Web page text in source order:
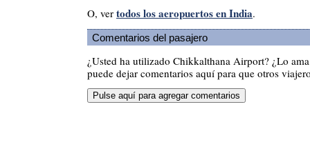
O, ver todos los aeropuertos en India.
Comentarios del pasajero
¿Usted ha utilizado Chikkalthana Airport? ¿Lo
puede dejar comentarios aquí para que otros